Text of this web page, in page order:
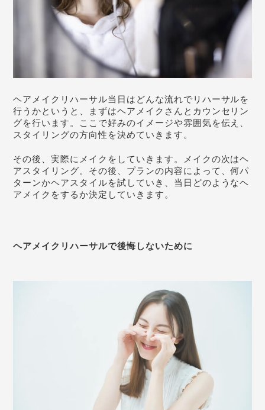
ヘアメイクリハーサル当日はどんな流れでリハーサルを
行うかというと、まずはヘアメイクさんとカウンセリン
グを行います。ここで好みのイメージや雰囲気を伝え、
スタイリングの方向性を決めていきます。
その後、実際にメイクをしていきます。メイクの次はヘ
アスタイリング。その後、プランの内容によって、何パ
ターンかヘアスタイルを試していき、当日どのようなヘ
アメイクをするか決定していきます。
ヘアメイクリハーサルで後悔しないために